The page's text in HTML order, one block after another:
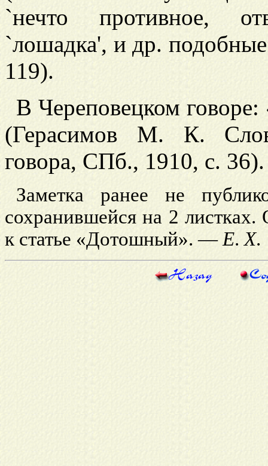
`нечто противное,
`лошадка', и др.
119).
В Череповецком
(Герасимов М. К.
говора, СПб., 1910, с. 36).
Заметка ранее не
сохранившейся на 2
к статье «Дотошный». —Е.X.